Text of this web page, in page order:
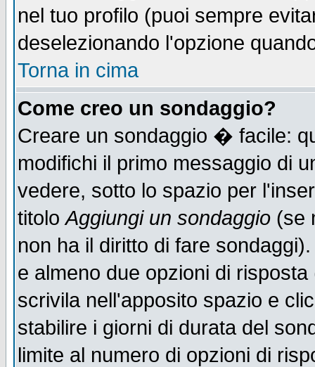
nel tuo profilo (puoi sempre
deselezionando l'opzione
Torna in cima
Come creo un sondaggio?
Creare un sondaggio � facile:
modifichi il primo messaggio di
vedere, sotto lo spazio per
titoloAggiungi un sondaggio (se
non ha il diritto di fare
e almeno due opzioni di
scrivila nell'apposito spazio e
stabilire i giorni di durata del
limite al numero di opzioni di